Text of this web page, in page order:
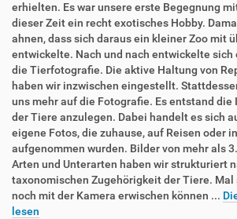
erhielten. Es war unsere erste Begegnung
dieser Zeit ein recht exotisches Hobby.
ahnen, dass sich daraus ein kleiner Zoo mit
entwickelte. Nach und nach entwickelte sich
die Tierfotografie. Die aktive Haltung von
haben wir inzwischen eingestellt.
uns mehr auf die Fotografie. Es entstand die
der Tiere anzulegen. Dabei handelt es sich
eigene Fotos, die zuhause, auf Reisen oder
aufgenommen wurden. Bilder von mehr als
Arten und Unterarten haben wir strukturiert
taxonomischen Zugehörigkeit der Tiere. Mal
noch mit der Kamera erwischen können ...
lesen